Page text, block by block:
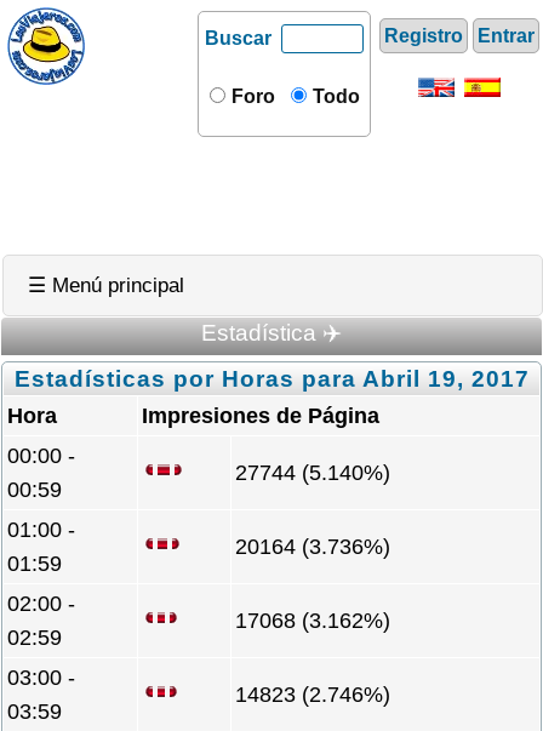
Registro Entrar
Buscar
Foro Todo
☰ Menú principal
Estadística ✈️
Estadísticas por Horas para Abril 19, 2017
Hora
Impresiones de Página
00:00 -
00:59
27744 (5.140%)
01:00 -
01:59
20164 (3.736%)
02:00 -
02:59
17068 (3.162%)
03:00 -
03:59
14823 (2.746%)